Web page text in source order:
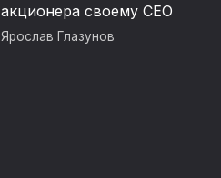
акционера своему СЕО
Ярослав Глазунов